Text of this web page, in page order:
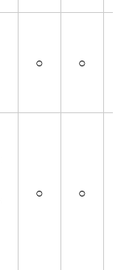
○ ○
○ ○